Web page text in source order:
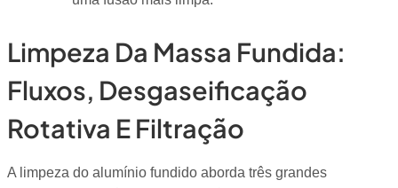
Limpeza Da Massa Fundida:
Fluxos, Desgaseificação
Rotativa E Filtração
A limpeza do alumínio fundido aborda três grandes